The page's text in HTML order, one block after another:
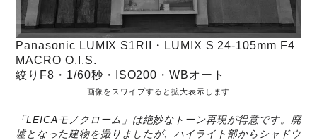
Panasonic LUMIX S1RII・LUMIX S 24-105mm F4
MACRO O.I.S.
絞りF8・1/60秒・ISO200・WBオート
画像をスワイプすると拡大表示します
「LEICAモノクローム」は絶妙なトーン再現が得意です。廃
墟となった建物を撮りましたが、ハイライト部からシャドウ